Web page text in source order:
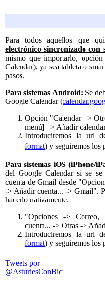
Para todos aquellos que
electrónico sincronizado con
mismo que importarlo,
Calendar), ya sea tableta o
pasos.
Para sistemas Android: Se
Google Calendar (
Opción "Calendar –>
menú] –> Añadir
Introduciremos la url
format) y seguiremos los
Para sistemas iOS (iPhone/
del Google Calendar si se
cuenta de Gmail desde
-> Añadir cuenta... -> Gmail".
hacerlo nativamente:
"Opciones -> Correo,
cuenta... -> Otras ->
Introduciremos la url
format) y seguiremos los
Tweets por
@AsturiesConBici